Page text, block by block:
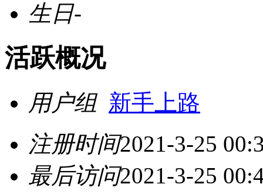
生日-
活跃概况
用户组 新手上路
注册时间2021-3-25
最后访问2021-3-25